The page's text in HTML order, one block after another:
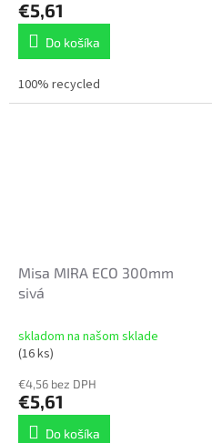
€5,61
Do košíka
100% recycled
Misa MIRA ECO 300mm
sivá
skladom na našom sklade
(16 ks)
€4,56 bez DPH
€5,61
Do košíka